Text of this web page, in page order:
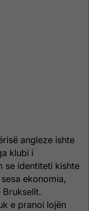
angleze ishte
klubi i
se identiteti kishte
ekonomia,
Brukselit.
e pranoi lojën